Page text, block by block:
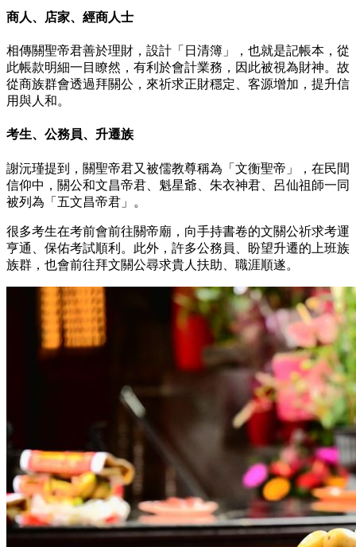
商人、店家、經商人士
相傳關聖帝君善於理財，設計「日清簿」，也就是記帳本，從
此帳款明細一目瞭然，有利於會計業務，因此被視為財神。故
從商族群會透過拜關公，來祈求正財穩定、客源增加，提升信
用與人和。
考生、公務員、升遷族
謝沅瑾提到，關聖帝君又被儒教尊稱為「文衡聖帝」，在民間
信仰中，關公和文昌帝君、魁星爺、朱衣神君、呂仙祖師一同
被列為「五文昌帝君」。
很多考生在考前會前往關帝廟，向手持書卷的文關公祈求考運
亨通、保佑考試順利。此外，許多公務員、盼望升遷的上班族
族群，也會前往拜文關公尋求貴人扶助、職涯順遂。